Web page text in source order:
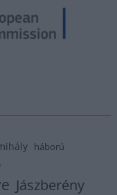
háború
Jászberény